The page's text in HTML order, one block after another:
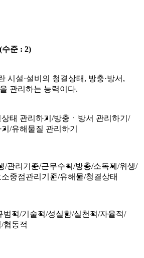
(수준 : 2)
시설·설비의 청결상태, 방충·방서,
관리하는 능력이다.
태 관리하기
방충ㆍ방서 관리하기
유해물질 관리하기
관리기준 근무수칙 방충 소독제 위생
중점관리기준 유해물 청결상태
범적 기술적 성실함 실천적 자율적
협동적